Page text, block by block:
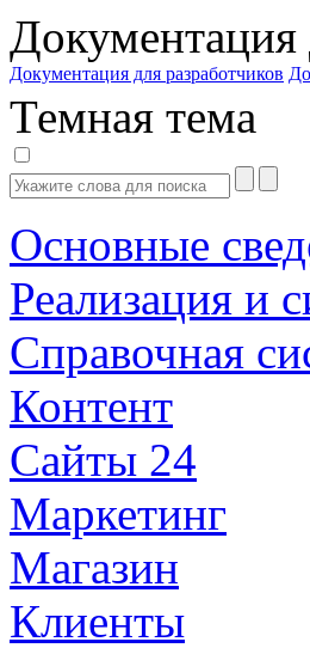
Документация
Документация для разработчиков
Темная тема
Основные
Реализация и
Справочная
Контент
Сайты 24
Маркетинг
Магазин
Клиенты